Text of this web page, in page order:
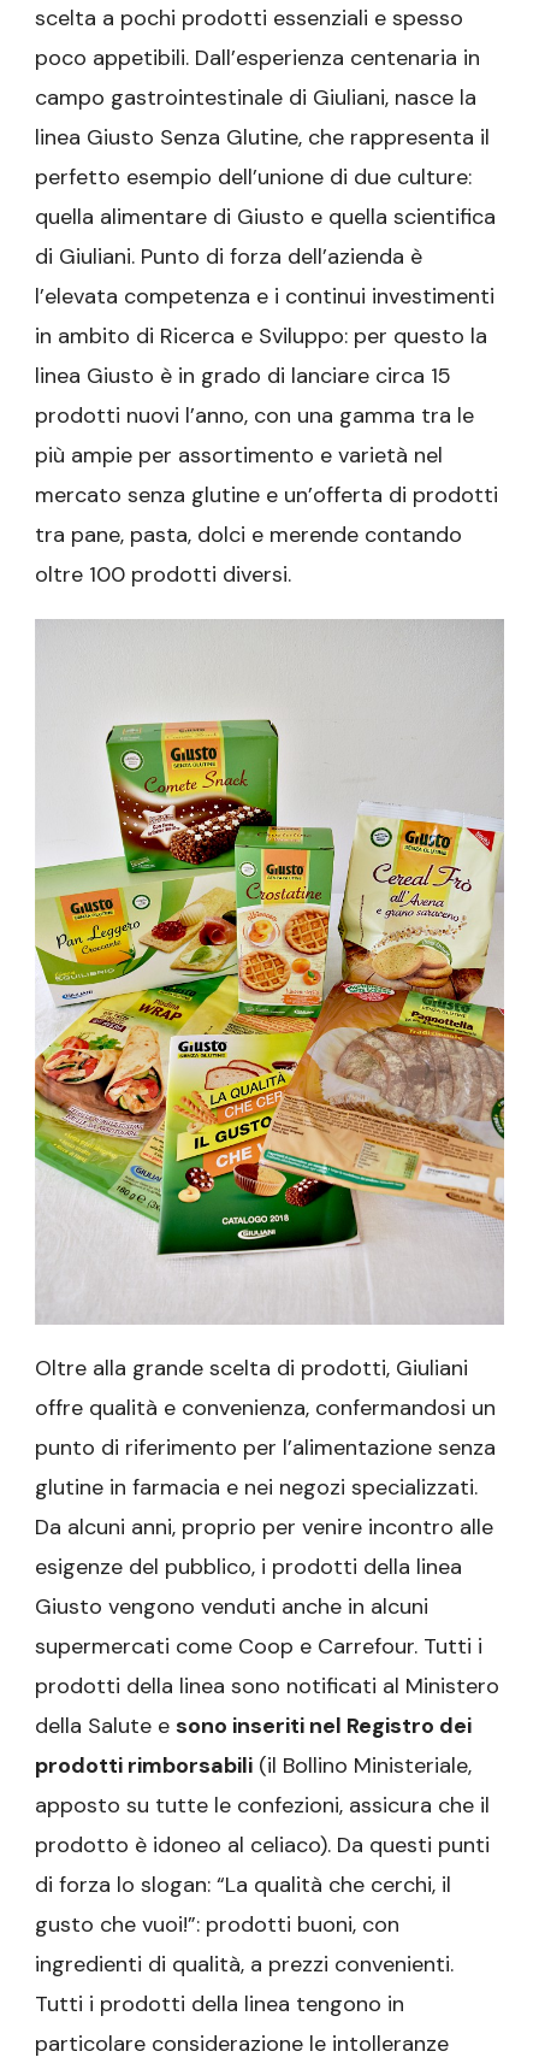
scelta a pochi prodotti essenziali e spesso
poco appetibili. Dall’esperienza centenaria in
campo gastrointestinale di Giuliani, nasce la
linea Giusto Senza Glutine, che rappresenta il
perfetto esempio dell’unione di due culture:
quella alimentare di Giusto e quella scientifica
di Giuliani. Punto di forza dell’azienda è
l’elevata competenza e i continui investimenti
in ambito di Ricerca e Sviluppo: per questo la
linea Giusto è in grado di lanciare circa 15
prodotti nuovi l’anno, con una gamma tra le
più ampie per assortimento e varietà nel
mercato senza glutine e un’offerta di prodotti
tra pane, pasta, dolci e merende contando
oltre 100 prodotti diversi.
Oltre alla grande scelta di prodotti, Giuliani
offre qualità e convenienza, confermandosi un
punto di riferimento per l’alimentazione senza
glutine in farmacia e nei negozi specializzati.
Da alcuni anni, proprio per venire incontro alle
esigenze del pubblico, i prodotti della linea
Giusto vengono venduti anche in alcuni
supermercati come Coop e Carrefour. Tutti i
prodotti della linea sono notificati al Ministero
della Salute e sono inseriti nel Registro dei
prodotti rimborsabili (il Bollino Ministeriale,
apposto su tutte le confezioni, assicura che il
prodotto è idoneo al celiaco). Da questi punti
di forza lo slogan: “La qualità che cerchi, il
gusto che vuoi!”: prodotti buoni, con
ingredienti di qualità, a prezzi convenienti.
Tutti i prodotti della linea tengono in
particolare considerazione le intolleranze